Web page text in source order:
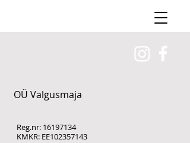
OÜ Valgusmaja
Reg.nr: 16197134
KMKR: EE102357143